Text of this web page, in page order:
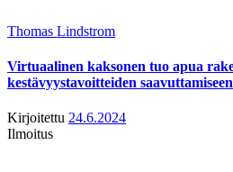
Thomas Lindstrom
Virtuaalinen kaksonen tuo apua
kestävyystavoitteiden saavuttamiseen
Kirjoitettu 24.6.2024
Ilmoitus